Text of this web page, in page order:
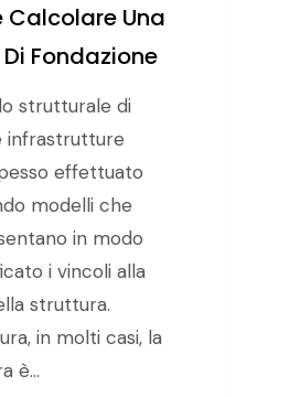
Calcolare Una
Fondazione
strutturale di
infrastrutture
effettuato
modelli che
in modo
i vincoli alla
struttura.
in molti casi, la
è…